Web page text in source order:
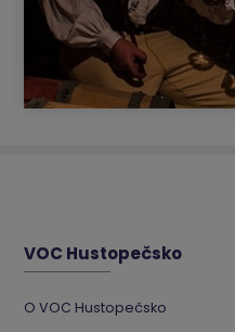
VOC Hustopečsko
O VOC Hustopečsko